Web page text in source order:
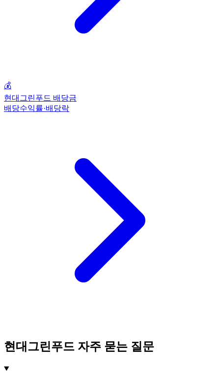
💰
현대그린푸드 배당금
배당수익률·배당락
현대그린푸드 자주 묻는 질문